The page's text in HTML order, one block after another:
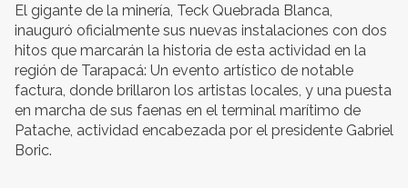
El gigante de la minería, Teck Quebrada Blanca,
inauguró oficialmente sus nuevas instalaciones con dos
hitos que marcarán la historia de esta actividad en la
región de Tarapacá: Un evento artístico de notable
factura, donde brillaron los artistas locales, y una puesta
en marcha de sus faenas en el terminal marítimo de
Patache, actividad encabezada por el presidente Gabriel
Boric.